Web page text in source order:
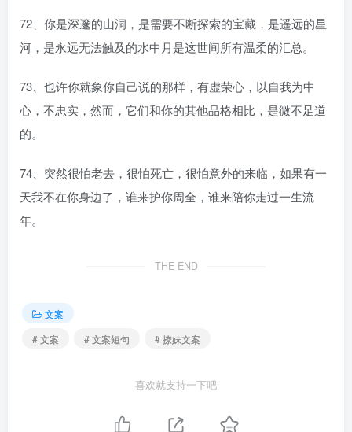
72、你是深邃的山洞，是需要不断探索的宝藏，是遥远的星
河，是永远无法触及的水中月是这世间所有温柔的汇总。
73、也许你就象你自己说的那样，有虚荣心，以自我为中
心，不忠实，然而，它们和你的其他品格相比，是微不足道
的。
74、突然很怕老去，很怕死亡，很怕意外的来临，如果有一
天我不在你身边了，谁来护你周全，谁来陪你走过一生流
年。
THE END
文案
# 文案
# 文案短句 # 撩妹文案
喜欢就支持一下吧